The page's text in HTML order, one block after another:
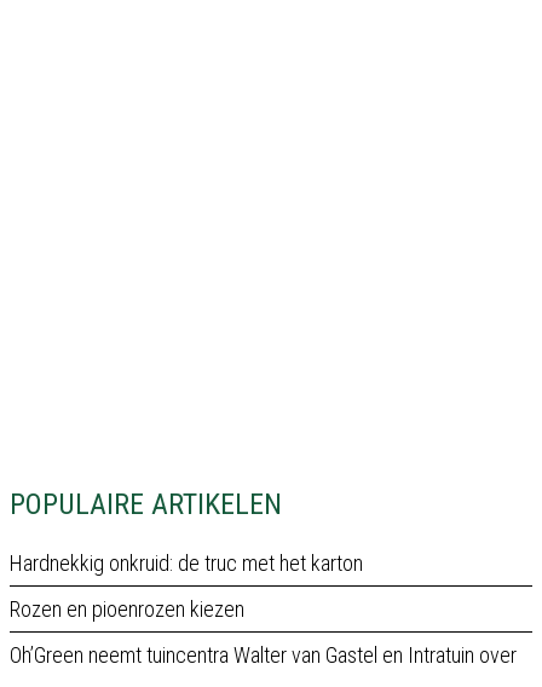
POPULAIRE ARTIKELEN
Hardnekkig onkruid: de truc met het karton
Rozen en pioenrozen kiezen
Oh’Green neemt tuincentra Walter van Gastel en Intratuin over